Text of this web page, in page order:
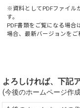
※資料としてPDFファイル
す。
PDF書類をご覧になる場合
場合、最新バージョンをご